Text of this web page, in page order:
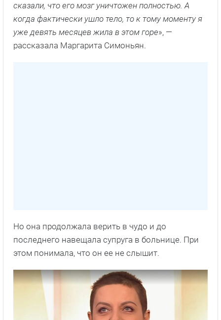
сказали, что его мозг уничтожен полностью. А
когда фактически ушло тело, то к тому моменту я
уже девять месяцев жила в этом горе», —
рассказала Маргарита Симоньян.
Но она продолжала верить в чудо и до
последнего навещала супруга в больнице. При
этом понимала, что он ее не слышит.